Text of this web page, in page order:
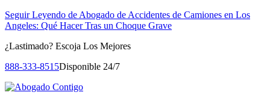
Seguir Leyendo de Abogado de Accidentes de Camiones en Los
Angeles: Qué Hacer Tras un Choque Grave
¿Lastimado? Escoja Los Mejores
888-333-8515Disponible 24/7